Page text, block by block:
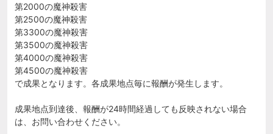
第2000の魔神殺害
第2500の魔神殺害
第3300の魔神殺害
第3500の魔神殺害
第4000の魔神殺害
第4500の魔神殺害
で成果となります。各成果地点毎に報酬が発生します。
成果地点到達後、報酬が24時間経過しても反映されない場合
は、お問い合わせください。